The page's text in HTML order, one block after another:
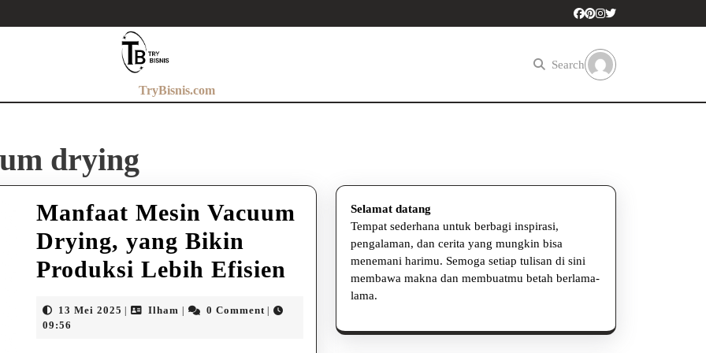
TryBisnis.com
Search
drying
Manfaat Mesin Vacuum
Drying, yang Bikin
Produksi Lebih Efisien Manfaat
Vacuum
13 Mei 2025 13
Ilham Ilham0 Comment
09:56
Selamat datang
Tempat sederhana untuk berbagi inspirasi,
pengalaman, dan cerita yang mungkin bisa
menemani harimu. Semoga setiap tulisan di sini
membawa makna dan membuatmu betah berlama-
lama.